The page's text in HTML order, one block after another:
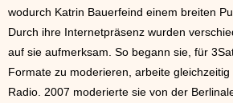
wodurch Katrin Bauerfeind einem breiten
Durch ihre Internetpräsenz wurden
auf sie aufmerksam. So begann sie, für
Formate zu moderieren, arbeite
Radio. 2007 moderierte sie von der